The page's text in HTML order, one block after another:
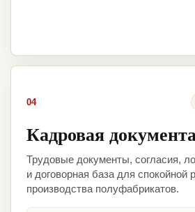
04
Кадровая
Трудовые документы, согласия,
и договорная база для спокойной
производства полуфабрикатов.